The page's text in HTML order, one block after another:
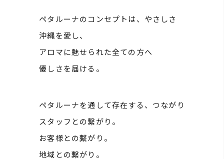
ペタルーナのコンセプトは、やさしさ
沖縄を愛し、
アロマに魅せられた全ての方へ
優しさを届ける。
ペタルーナを通して存在する、つながり
スタッフとの繋がり。
お客様との繫がり。
地域との繫がり。